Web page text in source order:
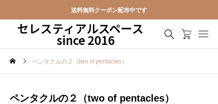
送料無料クーポン配布中です
セレスティアルスペース
since 2016
ペンタクルの２（two of pentacles）
ペンタクルの２（two of pentacles）